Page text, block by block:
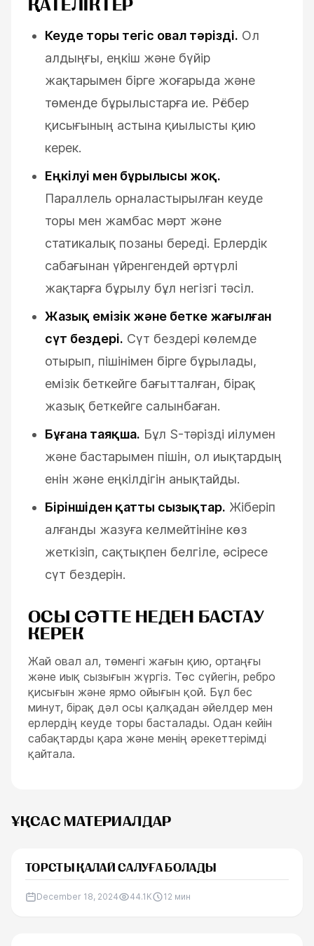
ҚАТЕЛІКТЕР
Кеуде торы тегіс овал тәрізді. Ол
алдыңғы, еңкіш және бүйір
жақтарымен бірге жоғарыда және
төменде бұрылыстарға ие. Рёбер
қисығының астына қиылысты қию
керек.
Еңкілуі мен бұрылысы жоқ.
Параллель орналастырылған кеуде
торы мен жамбас мәрт және
статикалық позаны береді. Ерлердік
сабағынан үйренгендей әртүрлі
жақтарға бұрылу бұл негізгі тәсіл.
Жазық емізік және бетке жағылған
сүт бездері. Сүт бездері көлемде
отырып, пішінімен бірге бұрылады,
емізік беткейге бағытталған, бірақ
жазық беткейге салынбаған.
Бұғана таяқша. Бұл S-тәрізді иілумен
және бастарымен пішін, ол иықтардың
енін және еңкілдігін анықтайды.
Біріншіден қатты сызықтар. Жіберіп
алғанды жазуға келмейтініне көз
жеткізіп, сақтықпен белгіле, әсіресе
сүт бездерін.
ОСЫ СӘТТЕ НЕДЕН БАСТАУ
КЕРЕК
Жай овал ал, төменгі жағын қию, ортаңғы
және иық сызығын жүргіз. Төс сүйегін, ребро
қисығын және ярмо ойығын қой. Бұл бес
минут, бірақ дәл осы қалқадан әйелдер мен
ерлердің кеуде торы басталады. Одан кейін
сабақтарды қара және менің әрекеттерімді
қайтала.
ҰҚСАС МАТЕРИАЛДАР
ТОРСТЫ ҚАЛАЙ САЛУҒА БОЛАДЫ
December 18, 2024 44.1K 12 мин